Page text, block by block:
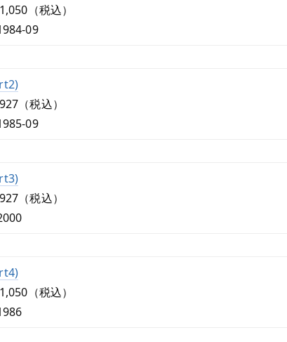
（税込）
09
（税込）
09
（税込）
（税込）